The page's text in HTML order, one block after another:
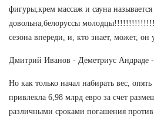
фигуры,крем массаж и сауна
довольна,белоруссы
сезона впереди, и, кто знает, может, он
Дмитрий Иванов - Деметриус Андраде
Но как только начал набирать вес,
привлекла 6,98 млрд евро за счет
различными сроками погашения